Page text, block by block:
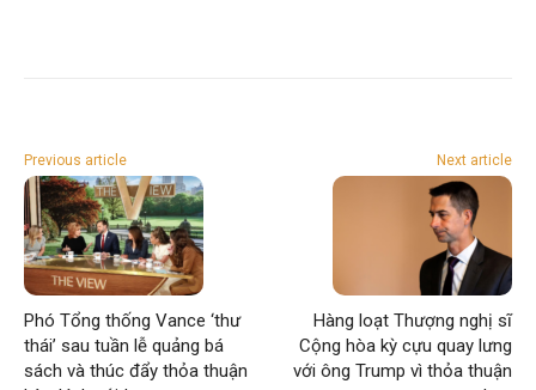
Previous article
Phó Tổng thống Vance ‘thư
thái’ sau tuần lễ quảng bá
sách và thúc đẩy thỏa thuận
Next article
Hàng loạt Thượng nghị sĩ
Cộng hòa kỳ cựu quay lưng
với ông Trump vì thỏa thuận